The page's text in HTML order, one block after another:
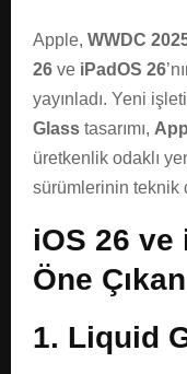
Apple, WWDC
26 ve iPadOS 26
yayınladı. Yeni
Glass tasarımı,
üretkenlik odaklı
sürümlerinin teknik
iOS 26 ve
Öne
1. Liquid